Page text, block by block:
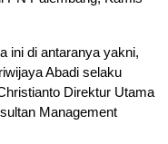
ini di antaranya yakni,
Abadi selaku
Direktur Utama
Management